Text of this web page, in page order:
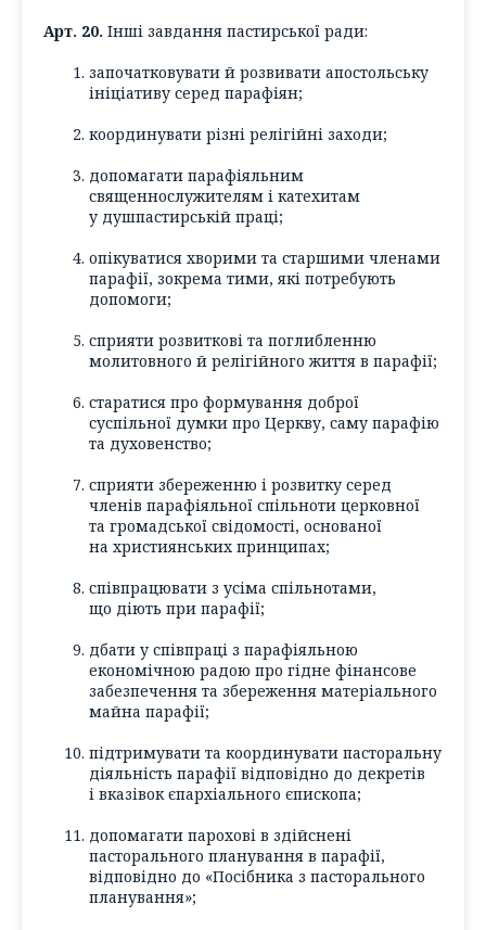
Арт. 20. Інші завдання пастирської ради:
започатковувати й розвивати апостольську
ініціативу серед парафіян;
координувати різні релігійні заходи;
допомагати парафіяльним
священнослужителям і катехитам
у душпастирській праці;
опікуватися хворими та старшими членами
парафії, зокрема тими, які потребують
допомоги;
сприяти розвиткові та поглибленню
молитовного й релігійного життя в парафії;
старатися про формування доброї
суспільної думки про Церкву, саму парафію
та духовенство;
сприяти збереженню і розвитку серед
членів парафіяльної спільноти церковної
та громадської свідомості, основаної
на християнських принципах;
співпрацювати з усіма спільнотами,
що діють при парафії;
дбати у співпраці з парафіяльною
економічною радою про гідне фінансове
забезпечення та збереження матеріального
майна парафії;
підтримувати та координувати пасторальну
діяльність парафії відповідно до декретів
і вказівок єпархіального єпископа;
допомагати парохові в здійснені
пасторального планування в парафії,
відповідно до «Посібника з пасторального
планування»;